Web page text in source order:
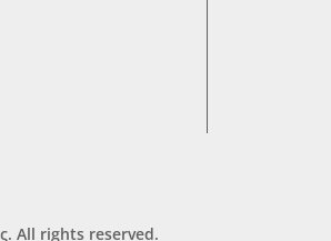
All rights reserved.